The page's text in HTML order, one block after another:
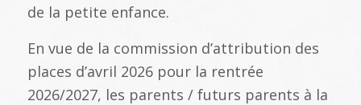
de la petite enfance.
En vue de la commission d’attribution des
places d’avril 2026 pour la rentrée
2026/2027, les parents / futurs parents à la